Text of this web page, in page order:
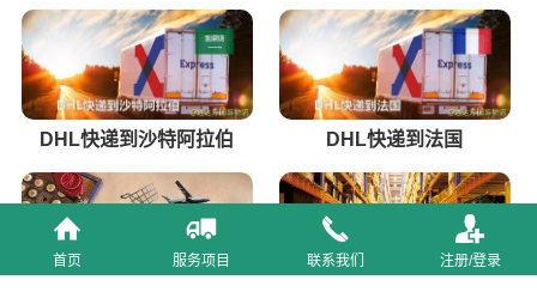
DHL快递到沙特阿拉伯 DHL快递到法国
首页 服务项目 联系我们 注册/登录